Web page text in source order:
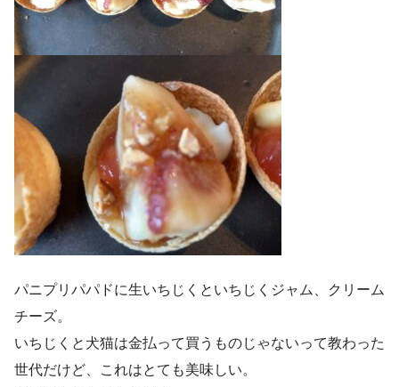
パニプリパパドに生いちじくといちじくジャム、クリーム
チーズ。
いちじくと犬猫は金払って買うものじゃないって教わった
世代だけど、これはとても美味しい。